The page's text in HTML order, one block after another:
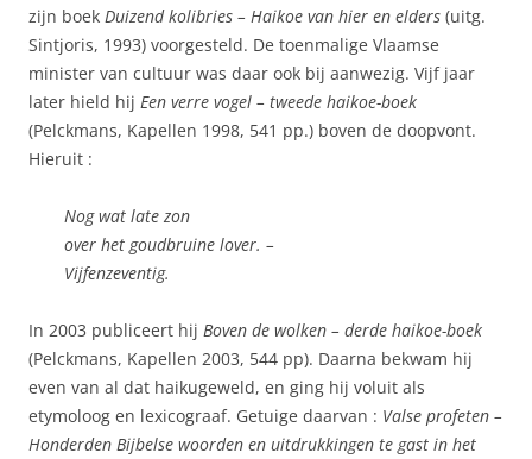
zijn boek Duizend kolibries – Haikoe van hier en elders (uitg.
Sintjoris, 1993) voorgesteld. De toenmalige Vlaamse
minister van cultuur was daar ook bij aanwezig. Vijf jaar
later hield hij Een verre vogel – tweede haikoe-boek
(Pelckmans, Kapellen 1998, 541 pp.) boven de doopvont.
Hieruit :
Nog wat late zon
over het goudbruine lover. –
Vijfenzeventig.
In 2003 publiceert hij Boven de wolken – derde haikoe-boek
(Pelckmans, Kapellen 2003, 544 pp). Daarna bekwam hij
even van al dat haikugeweld, en ging hij voluit als
etymoloog en lexicograaf. Getuige daarvan : Valse profeten –
Honderden Bijbelse woorden en uitdrukkingen te gast in het